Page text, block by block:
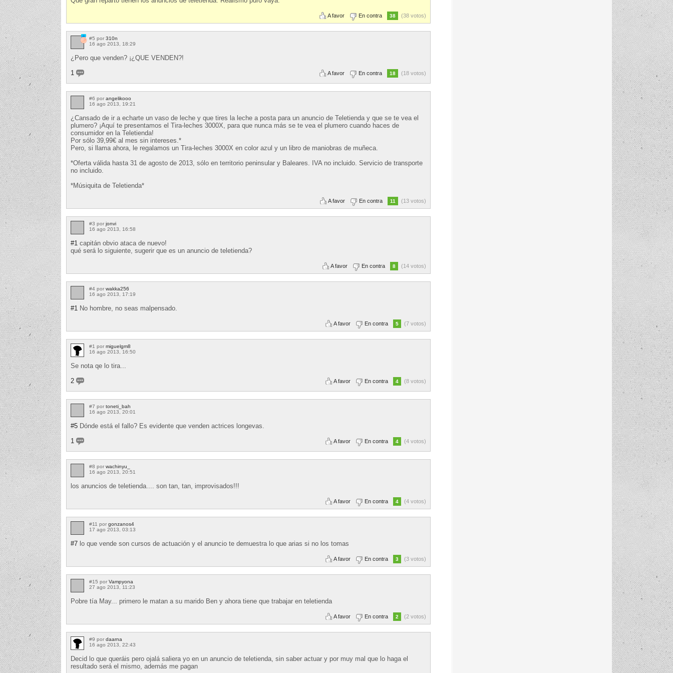
A favor En contra 38 (38 votos)
#5 por 310n
16 ago 2013, 18:29
¿Pero que venden? ¡¿QUE VENDEN?!
1
A favor En contra 18 (18 votos)
#6 por angelikooo
16 ago 2013, 19:21
¿Cansado de ir a echarte un vaso de leche y que tires la leche a posta para un anuncio de Teletienda y que se te vea el
plumero? ¡Aquí te presentamos el Tira-leches 3000X, para que nunca más se te vea el plumero cuando haces de
consumidor en la Teletienda!
Por sólo 39,99€ al mes sin intereses.*
Pero, si llama ahora, le regalamos un Tira-leches 3000X en color azul y un libro de maniobras de muñeca.
*Oferta válida hasta 31 de agosto de 2013, sólo en territorio peninsular y Baleares. IVA no incluido. Servicio de transporte
no incluido.
*Músiquita de Teletienda*
A favor En contra 11 (13 votos)
#3 por jonvi
16 ago 2013, 16:58
#1 capitán obvio ataca de nuevo!
qué será lo siguiente, sugerir que es un anuncio de teletienda?
A favor En contra 8 (14 votos)
#4 por wakka256
16 ago 2013, 17:19
#1 No hombre, no seas malpensado.
A favor En contra 5 (7 votos)
#1 por miguelgm8
16 ago 2013, 16:50
Se nota qe lo tira...
2
A favor En contra 4 (8 votos)
#7 por toneti_bah
16 ago 2013, 20:01
#5 Dónde está el fallo? Es evidente que venden actrices longevas.
1
A favor En contra 4 (4 votos)
#8 por wachinyu_
16 ago 2013, 20:51
los anuncios de teletienda.... son tan, tan, improvisados!!!
A favor En contra 4 (4 votos)
#11 por gonzanos4
17 ago 2013, 03:13
#7 lo que vende son cursos de actuación y el anuncio te demuestra lo que arias si no los tomas
A favor En contra 3 (3 votos)
#15 por Vampyona
27 ago 2013, 11:23
Pobre tía May... primero le matan a su marido Ben y ahora tiene que trabajar en teletienda
A favor En contra 2 (2 votos)
#9 por daarna
16 ago 2013, 22:43
Decid lo que queráis pero ojalá saliera yo en un anuncio de teletienda, sin saber actuar y por muy mal que lo haga el
resultado será el mismo, además me pagan